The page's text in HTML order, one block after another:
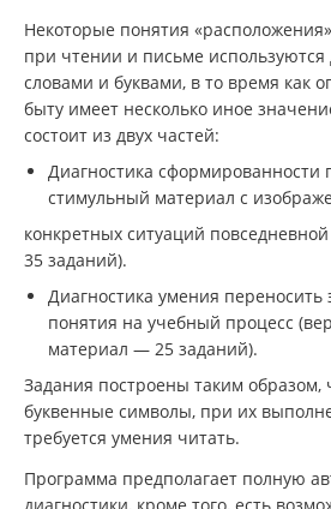
Некоторые понятия
при чтении и письме используются
словами и буквами, в то время как
быту имеет несколько иное
состоит из двух частей:
Диагностика сформированности
стимульный материал с
конкретных ситуаций
35 заданий).
Диагностика умения
понятия на учебный процесс
материал — 25 заданий).
Задания построены таким образом,
буквенные символы, при их
требуется умения читать.
Программа предполагает полную